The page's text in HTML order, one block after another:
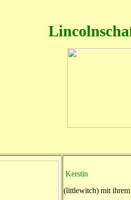
Kerstin
(littlewitch) mit